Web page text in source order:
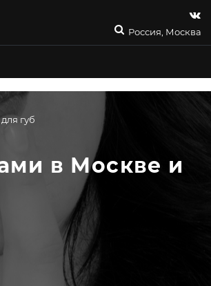
Россия, Москва
губ
в Москве и